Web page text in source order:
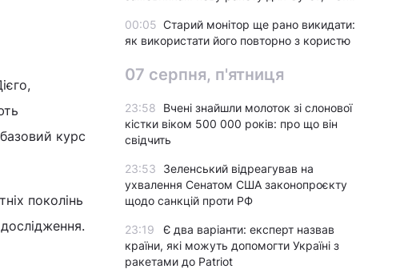
курс
поколінь
00:05 Старий монітор ще рано викидати:
як використати його повторно з користю
07 серпня, п'ятниця
23:58
Вчені знайшли молоток зі слонової
кістки віком 500 000 років: про що він
свідчить
23:53
Зеленський відреагував на
ухвалення Сенатом США законопроєкту
щодо санкцій проти РФ
23:19
Є два варіанти: експерт назвав
країни, які можуть допомогти Україні з
ракетами до Patriot